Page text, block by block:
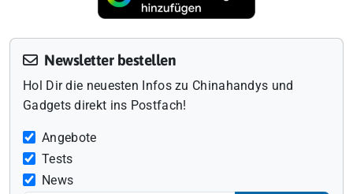
Newsletter bestellen
Hol Dir die neuesten Infos zu Chinahandys und
Gadgets direkt ins Postfach!
Angebote
Tests
News